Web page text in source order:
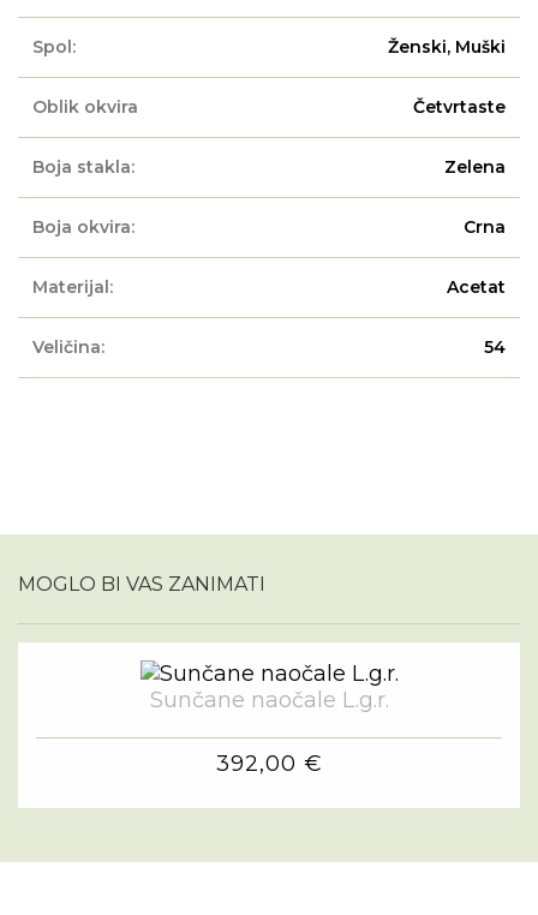
Spol: Ženski, Muški
Oblik okvira Četvrtaste
Boja stakla: Zelena
Boja okvira: Crna
Materijal: Acetat
Veličina: 54
MOGLO BI VAS ZANIMATI
Sunčane naočale L.g.r.
392,00 €